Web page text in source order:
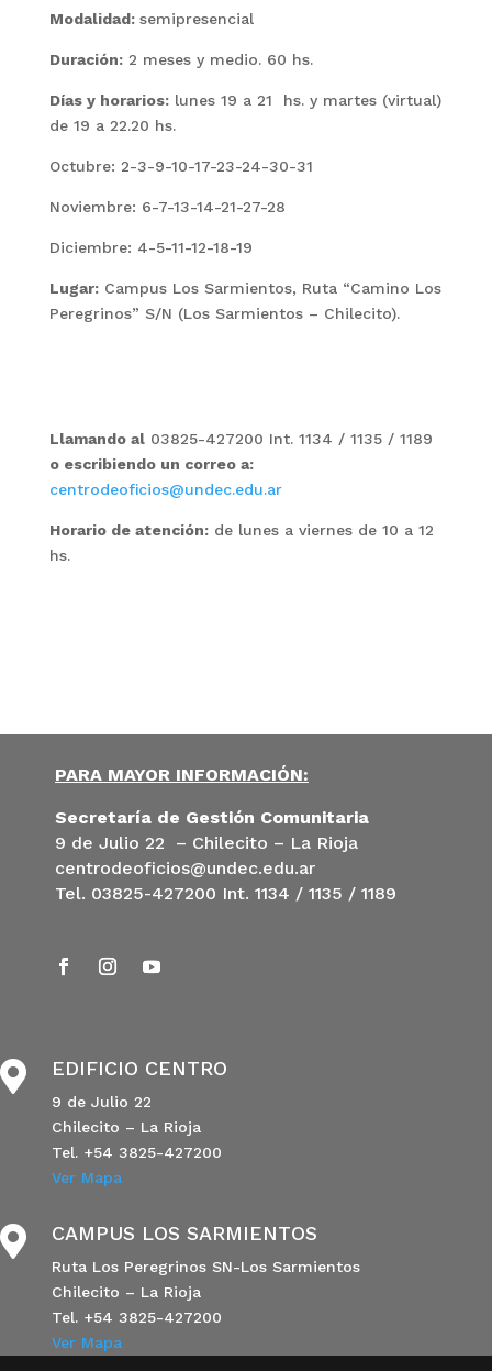
Modalidad: semipresencial
Duración:2 meses y medio. 60 hs.
Días y horarios:lunes 19 a 21 hs. y martes (virtual)
de 19 a 22.20 hs.
Octubre: 2-3-9-10-17-23-24-30-31
Noviembre: 6-7-13-14-21-27-28
Diciembre: 4-5-11-12-18-19
Lugar:Campus Los Sarmientos, Ruta “Camino Los
Peregrinos” S/N (Los Sarmientos – Chilecito).
Llamando al03825-427200 Int. 1134 / 1135 / 1189
o escribiendo un correo a:
centrodeoficios@undec.edu.ar
Horario de atención:de lunes a viernes de 10 a 12
hs.
PARA MAYOR INFORMACIÓN:
Secretaría de Gestión Comunitaria
9 de Julio 22 – Chilecito – La Rioja
centrodeoficios@undec.edu.ar
Tel. 03825-427200 Int. 1134 / 1135 / 1189
 EDIFICIO CENTRO
9 de Julio 22
Chilecito – La Rioja
Tel. +54 3825-427200
Ver Mapa
 CAMPUS LOS SARMIENTOS
Ruta Los Peregrinos SN-Los Sarmientos
Chilecito – La Rioja
Tel. +54 3825-427200
Ver Mapa